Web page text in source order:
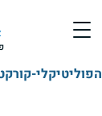
הפוליטיקלי-